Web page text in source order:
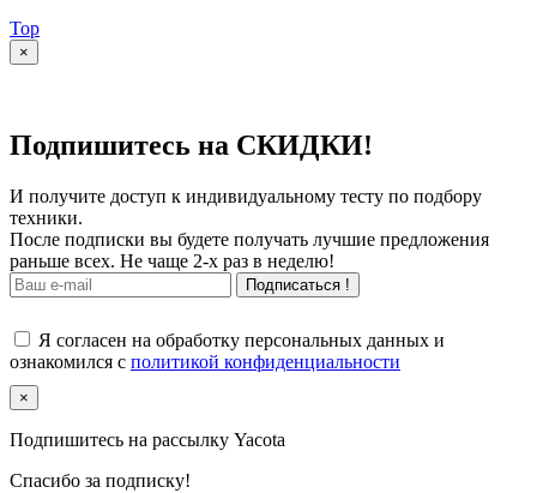
Top
×
Подпишитесь на СКИДКИ!
И получите доступ к индивидуальному тесту по подбору
техники.
После подписки вы будете получать лучшие предложения
раньше всех. Не чаще 2-х раз в неделю!
Подписаться !
Я согласен на обработку персональных данных и
ознакомился с политикой конфиденциальности
×
Подпишитесь на рассылку Yacota
Спасибо за подписку!